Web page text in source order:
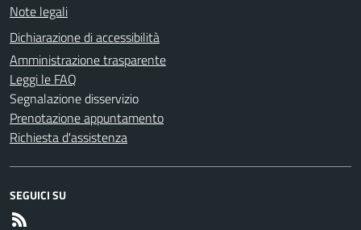
Note legali
Dichiarazione di accessibilità
Amministrazione trasparente
Leggi le FAQ
Segnalazione disservizio
Prenotazione appuntamento
Richiesta d'assistenza
SEGUICI SU